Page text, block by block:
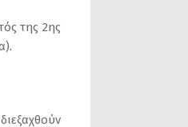
της 2ης